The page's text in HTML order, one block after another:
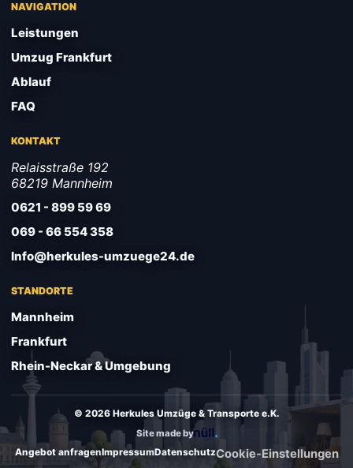
NAVIGATION
Leistungen
Umzug Frankfurt
Ablauf
FAQ
KONTAKT
Relaisstraße 192
68219 Mannheim
0621 - 899 59 69
069 - 66 554 358
Info@herkules-umzuege24.de
STANDORTE
Mannheim
Frankfurt
Rhein-Neckar & Umgebung
© 2026 Herkules Umzüge & Transporte e.K.
Site made by
Angebot anfragenImpressumDatenschutzCookie-Einstellungen